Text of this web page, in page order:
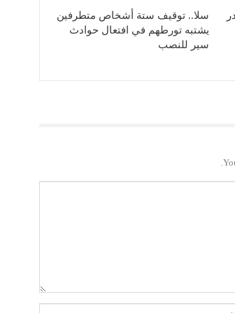
سلا.. توقيف ستة أشخاص متطرفين
يشتبه تورطهم في افتعال حوادث
سير للنصب